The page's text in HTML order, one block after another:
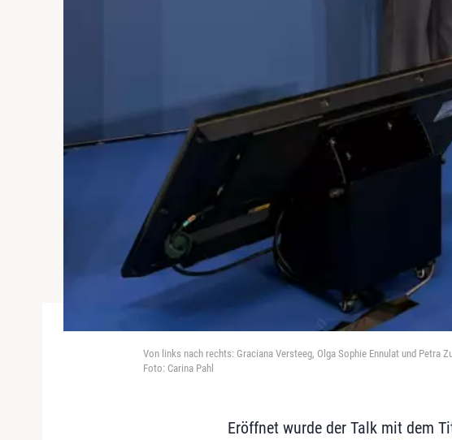
Von links nach rechts: Graciana Versteeg, Olga Sophie Ennulat und Petra
Foto: Carina Pahl
Eröffnet wurde der Talk mit dem